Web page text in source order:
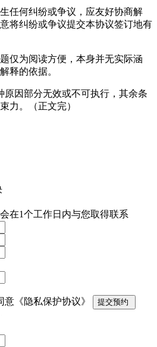
任何纠纷或争议，应友好协商解
将纠纷或争议提交本协议签订地有
仅为阅读方便，本身并无实际涵
释的依据。
原因部分无效或不可执行，其余条
力。（正文完）
在1个工作日内与您取得联系
意 《隐私保护协议》 提交预约